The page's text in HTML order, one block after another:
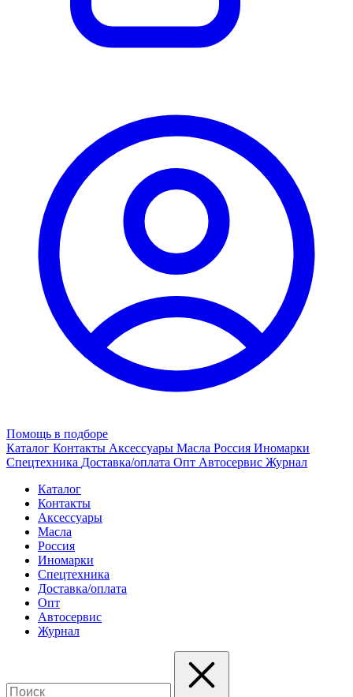
Помощь в подборе
Каталог Контакты Аксессуары Масла Россия Иномарки
Спецтехника Доставка/оплата Опт Автосервис Журнал
Каталог
Контакты
Аксессуары
Масла
Россия
Иномарки
Спецтехника
Доставка/оплата
Опт
Автосервис
Журнал